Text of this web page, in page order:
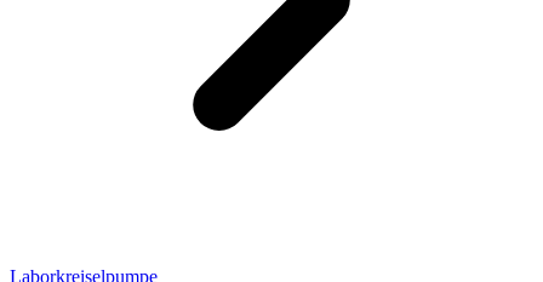
Laborkreiselpumpe